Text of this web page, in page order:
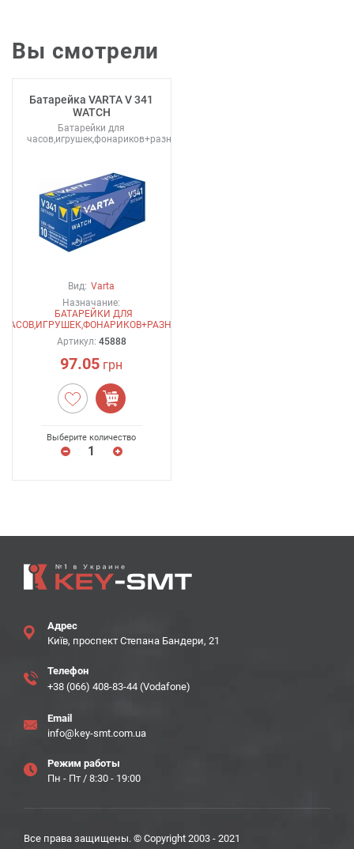
Вы смотрели
Батарейка VARTA V 341
WATCH
Батарейки для
часов,игрушек,фонариков+разное
Вид: Varta
Назначание:
БАТАРЕЙКИ ДЛЯ
ЧАСОВ,ИГРУШЕК,ФОНАРИКОВ+РАЗНОЕ
Артикул: 45888
97.05 грн
Выберите количество
Адрес
Київ, проспект Степана Бандери, 21
Телефон
+38 (066) 408-83-44 (Vodafone)
Email
info@key-smt.com.ua
Режим работы
Пн - Пт / 8:30 - 19:00
Все права защищены. © Copyright 2003 - 2021